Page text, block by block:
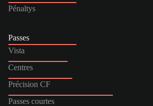
Pénaltys
Passes
Vista
Centres
Précision CF
Passes courtes